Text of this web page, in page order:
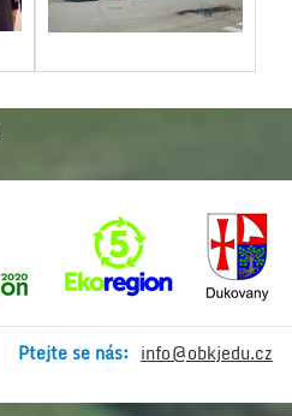
Ptejte se nás: info@obkjedu.cz